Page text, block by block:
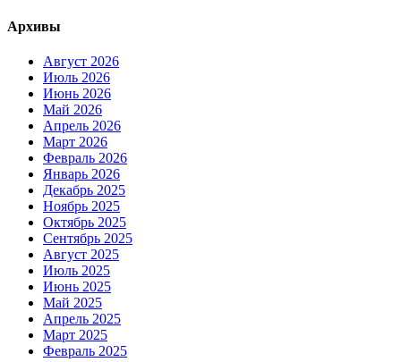
Архивы
Август 2026
Июль 2026
Июнь 2026
Май 2026
Апрель 2026
Март 2026
Февраль 2026
Январь 2026
Декабрь 2025
Ноябрь 2025
Октябрь 2025
Сентябрь 2025
Август 2025
Июль 2025
Июнь 2025
Май 2025
Апрель 2025
Март 2025
Февраль 2025